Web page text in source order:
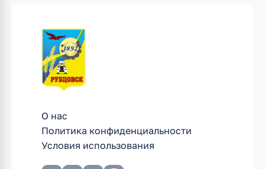
О нас
Политика конфиденциальности
Условия использования